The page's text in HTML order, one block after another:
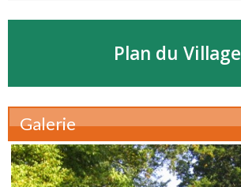
Plan du Village
Galerie